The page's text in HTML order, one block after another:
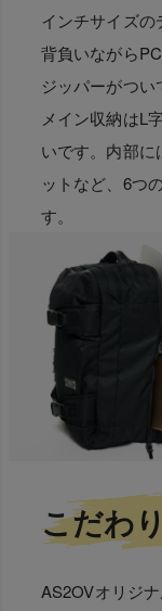
インチサイズの
背負いながら
ジッパーがつい
メイン収納はL
いです。内部に
ットなど、6つ
す。
こだわ
AS2OVオリジ